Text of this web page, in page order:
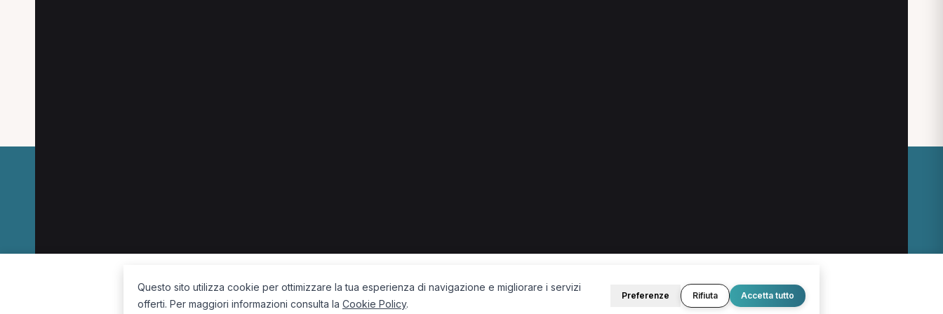
Questo sito utilizza cookie per ottimizzare la tua esperienza di navigazione e migliorare i servizi
offerti. Per maggiori informazioni consulta la Cookie Policy.
Preferenze Rifiuta Accetta tutto